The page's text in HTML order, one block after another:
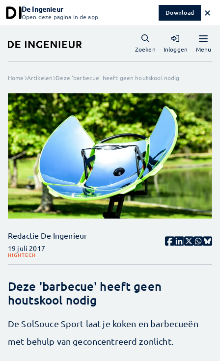
De Ingenieur
Open deze pagina in de app Download ✕
Menu
Zoeken Inloggen
Home Artikelen Deze 'barbecue' heeft geen houtskool nodig
Redactie De Ingenieur
19 juli 2017
HIGHTECH
Deze 'barbecue' heeft geen
houtskool nodig
De SolSouce Sport laat je koken en barbecueën
met behulp van geconcentreerd zonlicht.